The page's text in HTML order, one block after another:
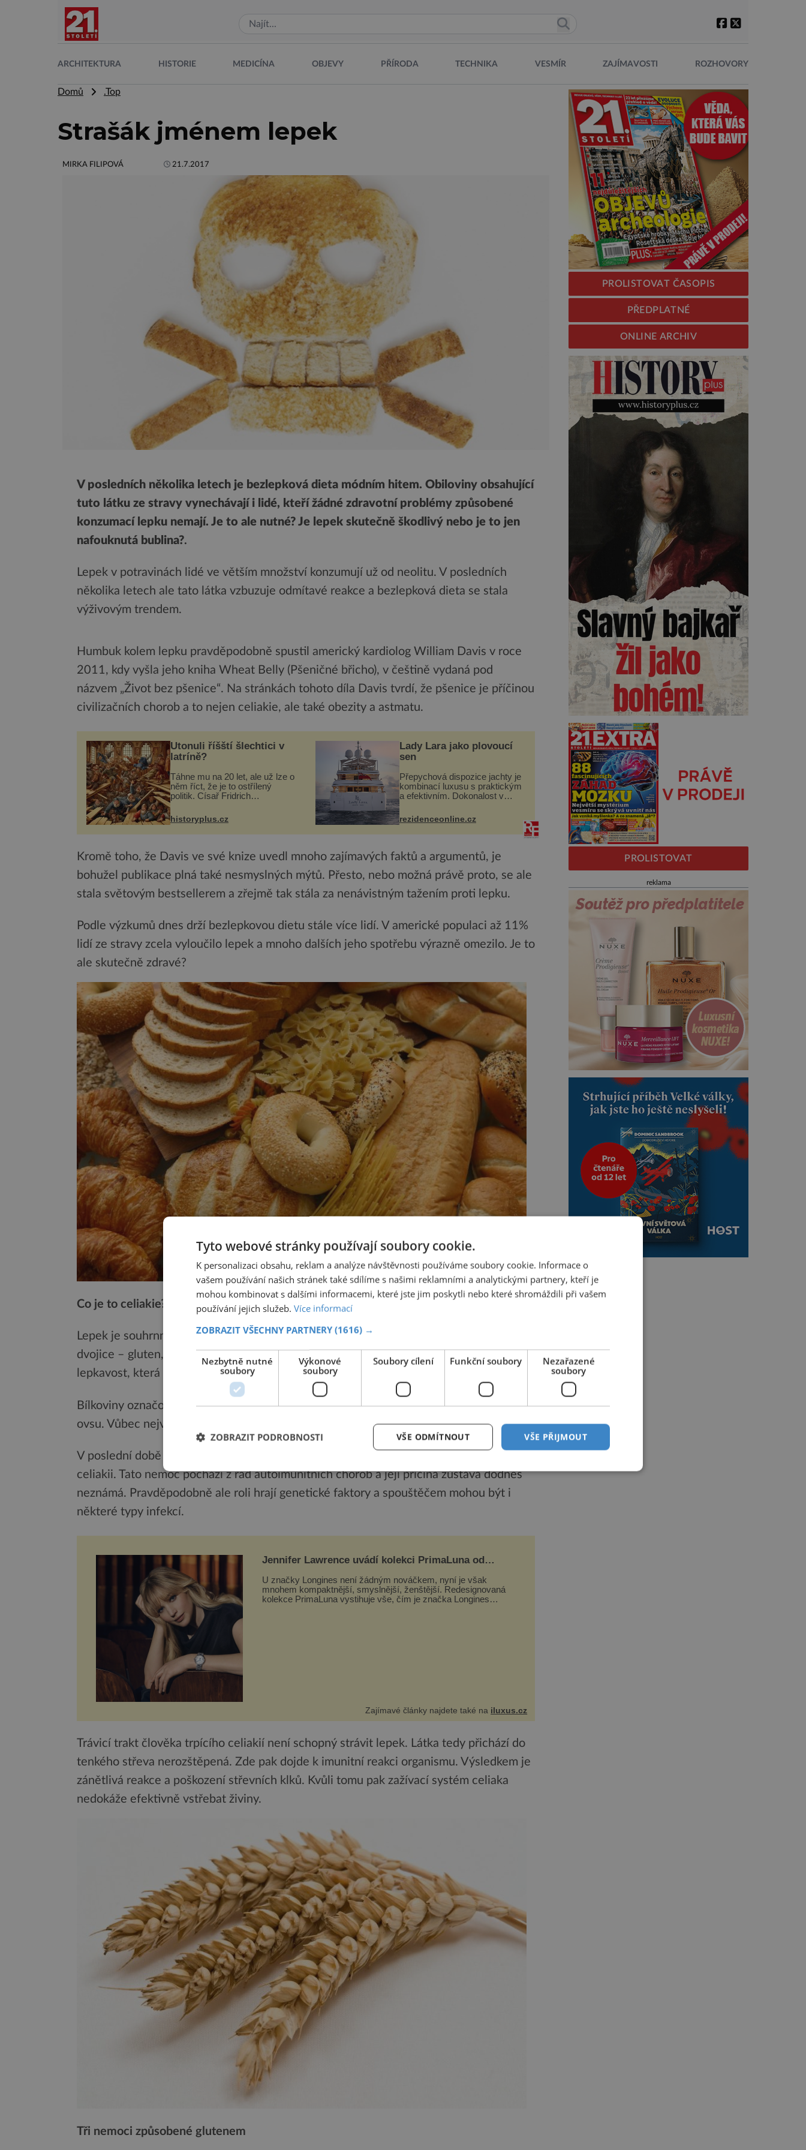
ARCHITEKTURA HISTORIE MEDICÍNA OBJEVY PŘÍRODA TECHNIKA VESMÍR ZAJÍMAVOSTI ROZHOVORY
Domů .Top
Strašák jménem lepek
MIRKA FILIPOVÁ 21.7.2017
V posledních několika letech je bezlepková dieta módním hitem. Obiloviny obsahující
tuto látku ze stravy vynechávají i lidé, kteří žádné zdravotní problémy způsobené
konzumací lepku nemají. Je to ale nutné? Je lepek skutečně škodlivý nebo je to jen
nafouknutá bublina?.
Lepek v potravinách lidé ve větším množství konzumují už od neolitu. V posledních
několika letech ale tato látka vzbuzuje odmítavé reakce a bezlepková dieta se stala
výživovým trendem.
Humbuk kolem lepku pravděpodobně spustil americký kardiolog William Davis v roce
2011, kdy vyšla jeho kniha Wheat Belly (Pšeničné břicho), v češtině vydaná pod
názvem „Život bez pšenice“. Na stránkách tohoto díla Davis tvrdí, že pšenice je příčinou
civilizačních chorob a to nejen celiakie, ale také obezity a astmatu.
Utonuli říšští šlechtici v
latríně?
Táhne mu na 20 let, ale už lze o
něm říct, že je to ostřílený
politik. Císař Fridrich
syna a dědice Jindřicha VI. do
Erfurtu, aby se stal
prostředníkem při řešení sporu
historyplus.cz
Lady Lara jako plovoucí
sen
Přepychová dispozice jachty je
kombinací luxusu s praktickým
a efektivním. Dokonalost v
značka Fendi Casa, kterou byly
vybaveny její paluby. Monacký
přístav nabízí každoročn...
rezidenceonline.cz
Kromě toho, že Davis ve své knize uvedl mnoho zajímavých faktů a argumentů, je
bohužel publikace plná také nesmyslných mýtů. Přesto, nebo možná právě proto, se ale
stala světovým bestsellerem a zřejmě tak stála za nenávistným tažením proti lepku.
Podle výzkumů dnes drží bezlepkovou dietu stále více lidí. V americké populaci až 11%
lidí ze stravy zcela vyloučilo lepek a mnoho dalších jeho spotřebu výrazně omezilo. Je to
ale skutečně zdravé?
Co je to celiakie?
Lepek je souhrnné označení pro dvě bílkoviny gliadin a glutenin. Latinské označení této
dvojice – gluten, má původ ve slovu „lepidlo“. Hlavní vlastností lepku je totiž právě
lepkavost, která dodává moučnému těstu žádoucí vlastnosti, například elasticitu.
Bílkoviny označované jako gluten se nachází v obilovinách, a to zejména v pšenici, žitu a
ovsu. Vůbec nejvíce lepku obsahuje pšenice. Ze všech bílkovin zde gluten tvoří 80%.
V poslední době často diskutovaná látka získala svou neblahou popularitu hlavně díky
celiakii. Tato nemoc pochází z řad autoimunitních chorob a její příčina zůstává dodnes
neznámá. Pravděpodobně ale roli hrají genetické faktory a spouštěčem mohou být i
některé typy infekcí.
Jennifer Lawrence uvádí kolekci PrimaLuna od
U značky Longines není žádným nováčkem, nyní je však
mnohem kompaktnější, smyslnější, ženštější. Redesignovaná
kolekce PrimaLuna vystihuje vše, čím je značka Longines
Zajímavé články najdete také na iluxus.cz
Trávicí trakt člověka trpícího celiakií není schopný strávit lepek. Látka tedy přichází do
tenkého střeva nerozštěpená. Zde pak dojde k imunitní reakci organismu. Výsledkem je
zánětlivá reakce a poškození střevních klků. Kvůli tomu pak zažívací systém celiaka
nedokáže efektivně vstřebat živiny.
Tři nemoci způsobené glutenem
PROLISTOVAT ČASOPIS
PŘEDPLATNÉ
ONLINE ARCHIV
PROLISTOVAT
reklama
Tyto webové stránky používají soubory cookie.
K personalizaci obsahu, reklam a analýze návštěvnosti používáme soubory cookie. Informace o
vašem používání našich stránek také sdílíme s našimi reklamními a analytickými partnery, kteří je
mohou kombinovat s dalšími informacemi, které jste jim poskytli nebo které shromáždili při vašem
používání jejich služeb. Více informací
ZOBRAZIT VŠECHNY PARTNERY (1616) →
Nezbytně nutné
soubory
Výkonové
soubory
Soubory cílení Funkční soubory
Nezařazené
soubory
VŠE PŘIJMOUT
VŠE ODMÍTNOUT
ZOBRAZIT PODROBNOSTI